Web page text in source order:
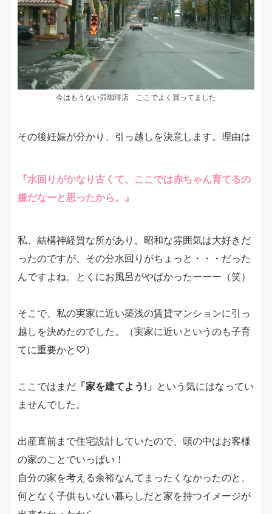
今はもうない昴珈琲店 ここでよく買ってました
その後妊娠が分かり、引っ越しを決意します。理由は
『水回りがかなり古くて、ここでは赤ちゃん育てるの
嫌だなーと思ったから。』
私、結構神経質な所があり。昭和な雰囲気は大好きだ
ったのですが、その分水回りがちょっと・・・だった
んですよね。とくにお風呂がやばかったーーー（笑）
そこで、私の実家に近い築浅の賃貸マンションに引っ
越しを決めたのでした。（実家に近いというのも子育
てに重要かと♡）
ここではまだ 「家を建てよう!」 という気にはなってい
ませんでした。
出産直前まで住宅設計していたので、頭の中はお客様
の家のことでいっぱい！
自分の家を考える余裕なんてまったくなかったのと、
何となく子供もいない暮らしだと家を持つイメージが